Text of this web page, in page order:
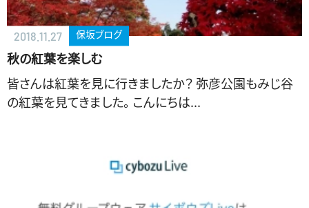
2018.11.27 保坂ブログ
秋の紅葉を楽しむ
皆さんは紅葉を見に行きましたか？ 弥彦公園もみじ谷
の紅葉を見てきました。 こんにちは...